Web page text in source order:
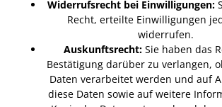
Widerrufsrecht bei Einwilligungen:
Recht, erteilte Einwilligungen
widerrufen.
Auskunftsrecht: Sie haben das
Bestätigung darüber zu verlangen,
Daten verarbeitet werden und auf
diese Daten sowie auf weitere